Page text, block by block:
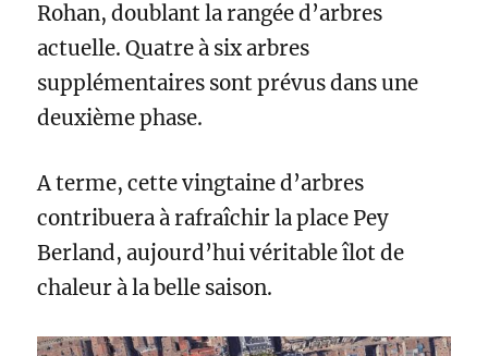
Rohan, doublant la rangée d’arbres
actuelle. Quatre à six arbres
supplémentaires sont prévus dans une
deuxième phase.
A terme, cette vingtaine d’arbres
contribuera à rafraîchir la place Pey
Berland, aujourd’hui véritable îlot de
chaleur à la belle saison.